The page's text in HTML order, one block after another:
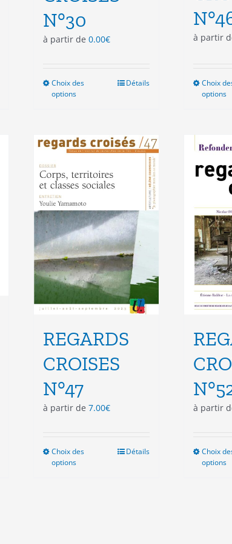
N°30
à partir de 0.00€
Choix des
options
variations.
Les
peuvent
être
sur
la
page
du
produit
Détails
à partir
Choix
options
REGARDS
CROISES
N°47
à partir de 7.00€
Choix des
options
Détails
à partir
Choix
options